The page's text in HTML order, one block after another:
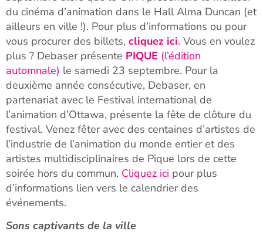
du cinéma d’animation dans le Hall Alma Duncan (et
ailleurs en ville !). Pour plus d’informations ou pour
vous procurer des billets, cliquez ici. Vous en voulez
plus ? Debaser présente PIQUE (l’édition
automnale) le samedi 23 septembre. Pour la
deuxième année consécutive, Debaser, en
partenariat avec le Festival international de
l’animation d’Ottawa, présente la fête de clôture du
festival. Venez fêter avec des centaines d’artistes de
l’industrie de l’animation du monde entier et des
artistes multidisciplinaires de Pique lors de cette
soirée hors du commun. Cliquez ici pour plus
d’informations lien vers le calendrier des
événements.
Sons captivants de la ville